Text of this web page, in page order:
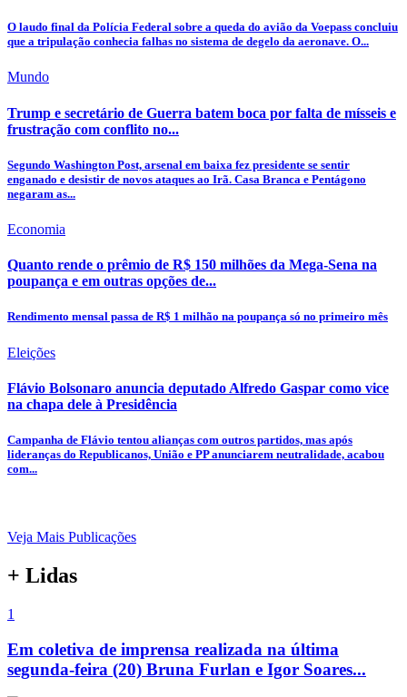
O laudo final da Polícia Federal sobre a queda do avião da Voepass concluiu
que a tripulação conhecia falhas no sistema de degelo da aeronave. O...
Mundo
Trump e secretário de Guerra batem boca por falta de mísseis e
frustração com conflito no...
Segundo Washington Post, arsenal em baixa fez presidente se sentir
enganado e desistir de novos ataques ao Irã. Casa Branca e Pentágono
negaram as...
Economia
Quanto rende o prêmio de R$ 150 milhões da Mega-Sena na
poupança e em outras opções de...
Rendimento mensal passa de R$ 1 milhão na poupança só no primeiro mês
Eleições
Flávio Bolsonaro anuncia deputado Alfredo Gaspar como vice
na chapa dele à Presidência
Campanha de Flávio tentou alianças com outros partidos, mas após
lideranças do Republicanos, União e PP anunciarem neutralidade, acabou
com...
Veja Mais Publicações
+ Lidas
1
Em coletiva de imprensa realizada na última
segunda-feira (20) Bruna Furlan e Igor Soares...